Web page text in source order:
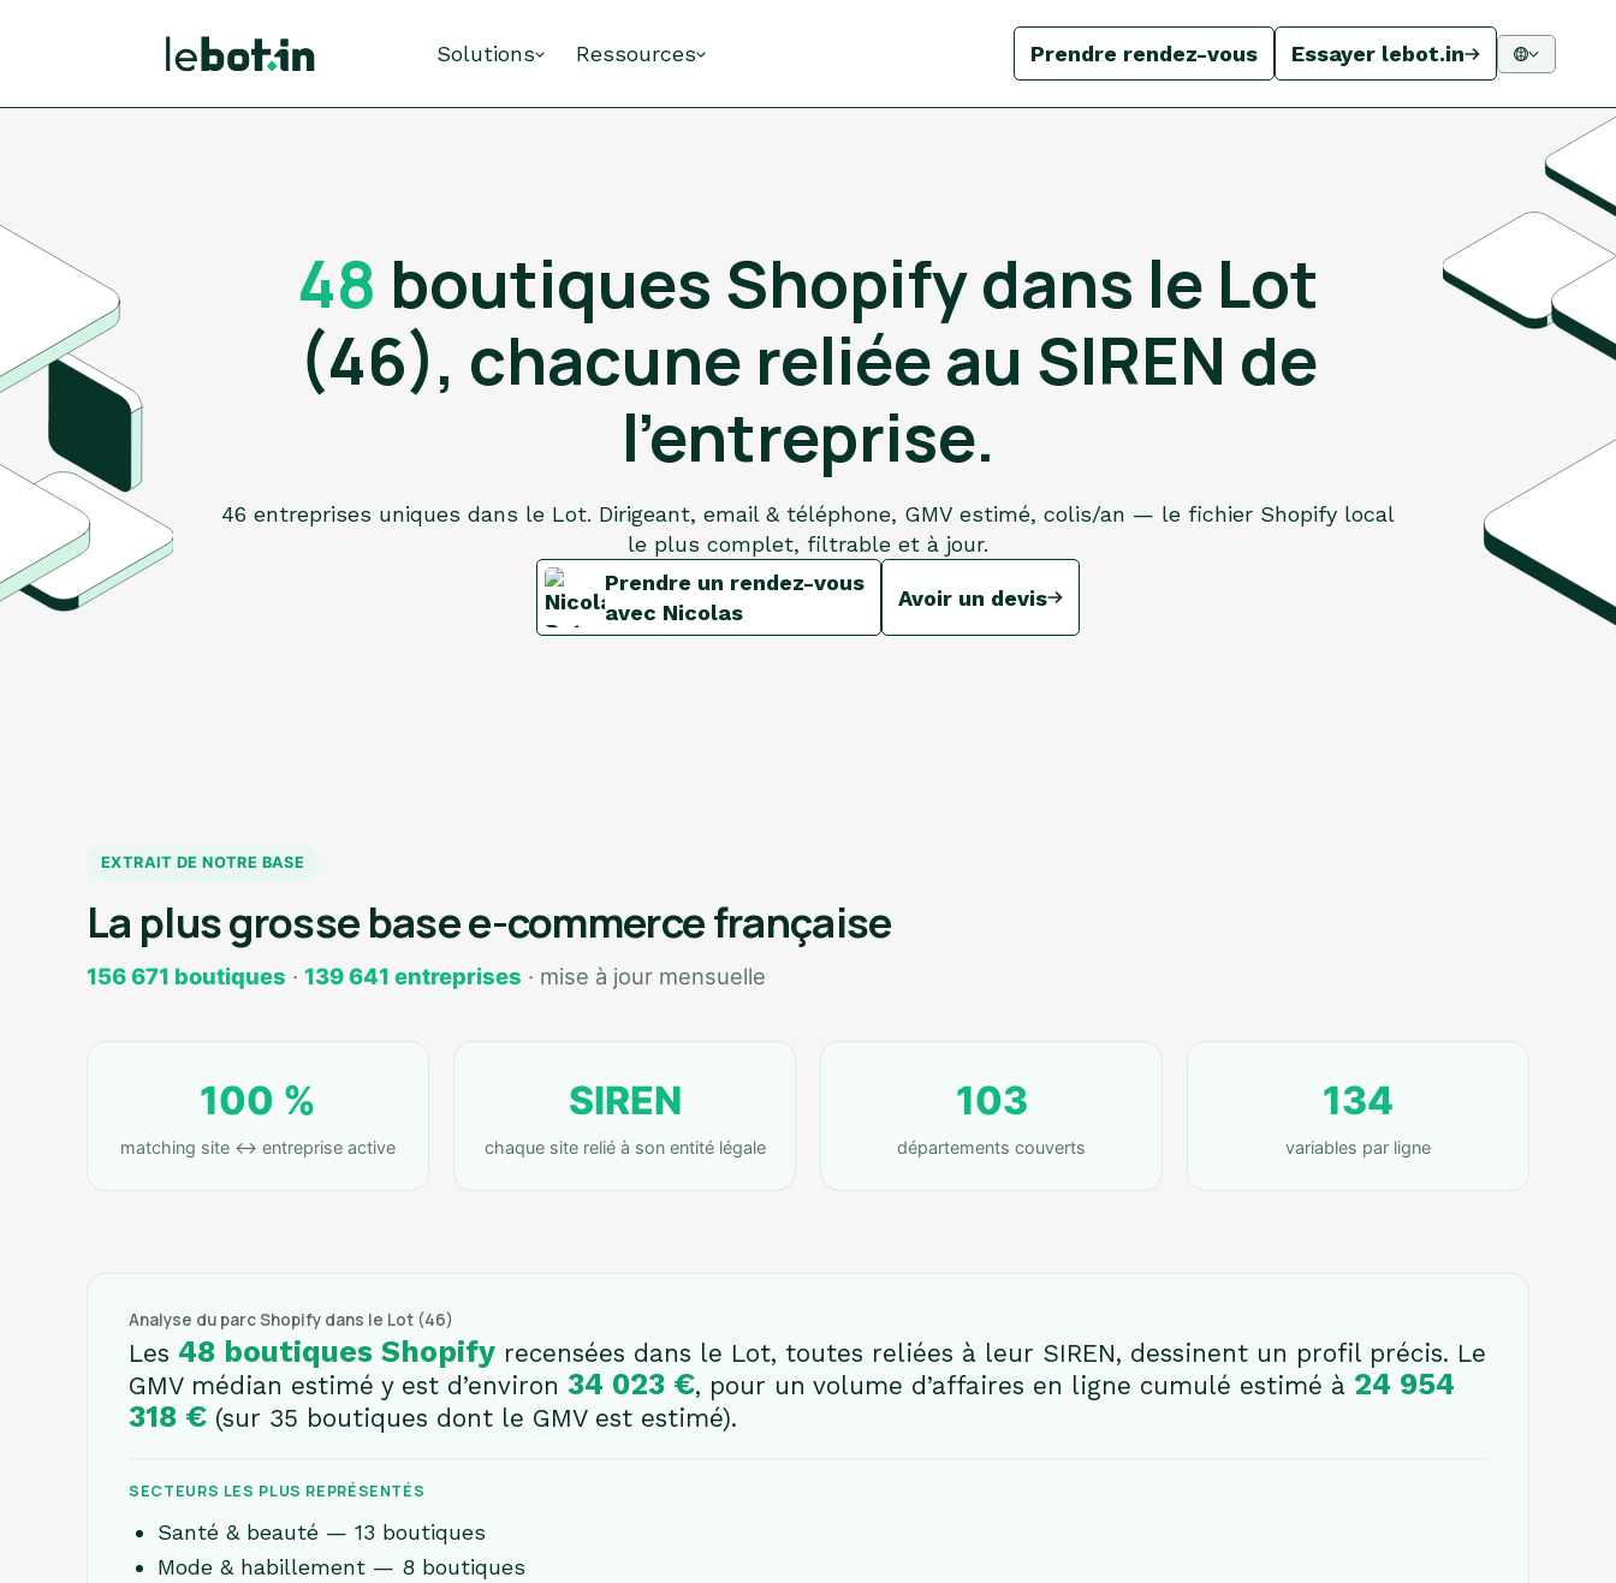
Solutions Ressources Prendre rendez-vous Essayer lebot.in
48 boutiques Shopify dans le Lot
(46), chacune reliée au SIREN de
l'entreprise.
46 entreprises uniques dans le Lot. Dirigeant, email & téléphone, GMV estimé, colis/an — le fichier Shopify local
le plus complet, filtrable et à jour.
Prendre un rendez-vous
avec Nicolas
Avoir un devis
EXTRAIT DE NOTRE BASE
La plus grosse base e-commerce française
156 671 boutiques · 139 641 entreprises · mise à jour mensuelle
100 %
matching site ↔ entreprise active
SIREN
chaque site relié à son entité légale
103
départements couverts
134
variables par ligne
Analyse du parc Shopify dans le Lot (46)
Les 48 boutiques Shopify recensées dans le Lot, toutes reliées à leur SIREN, dessinent un profil précis. Le
GMV médian estimé y est d’environ34 023 €, pour un volume d’affaires en ligne cumulé estimé à 24 954
318 € (sur 35 boutiques dont le GMV est estimé).
SECTEURS LES PLUS REPRÉSENTÉS
Santé & beauté — 13 boutiques
Mode & habillement — 8 boutiques